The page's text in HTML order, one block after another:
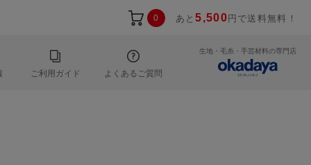
0 あと5,500 円で送料無料！
ご利用ガイド よくあるご質問
生地・毛糸・手芸材料の専門店